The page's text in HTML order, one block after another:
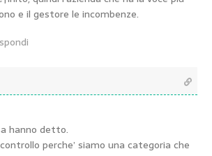
e il gestore le incombenze.
hanno detto.
perche’ siamo una categoria che